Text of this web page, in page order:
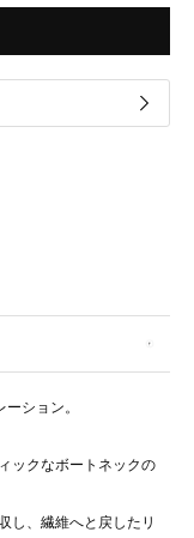
ション。
ックなボートネックの
し、繊維へと戻したリ